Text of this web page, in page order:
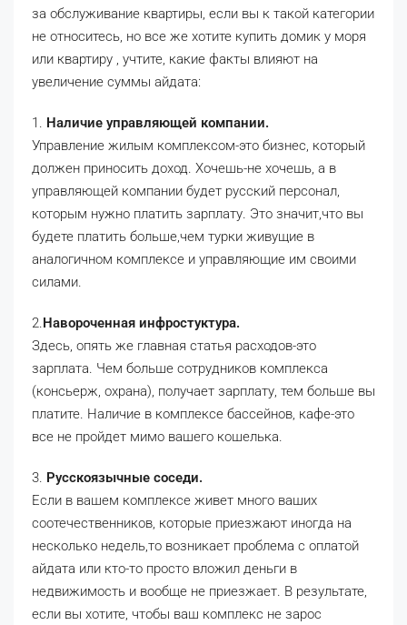
за обслуживание квартиры, если вы к такой категории
не относитесь, но все же хотите купить домик у моря
или квартиру , учтите, какие факты влияют на
увеличение суммы айдата:
1. Наличие управляющей компании.
Управление жилым комплексом-это бизнес, который
должен приносить доход. Хочешь-не хочешь, а в
управляющей компании будет русский персонал,
которым нужно платить зарплату. Это значит,что вы
будете платить больше,чем турки живущие в
аналогичном комплексе и управляющие им своими
силами.
2.Навороченная инфростуктура.
Здесь, опять же главная статья расходов-это
зарплата. Чем больше сотрудников комплекса
(консьерж, охрана), получает зарплату, тем больше вы
платите. Наличие в комплексе бассейнов, кафе-это
все не пройдет мимо вашего кошелька.
3. Русскоязычные соседи.
Если в вашем комплексе живет много ваших
соотечественников, которые приезжают иногда на
несколько недель,то возникает проблема с оплатой
айдата или кто-то просто вложил деньги в
недвижимость и вообще не приезжает. В результате,
если вы хотите, чтобы ваш комплекс не зарос